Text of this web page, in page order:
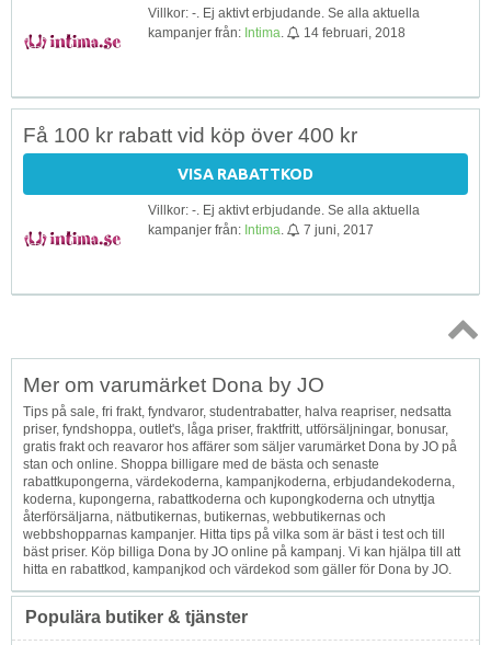
Villkor: -. Ej aktivt erbjudande. Se alla aktuella
kampanjer från: Intima 14 februari, 2018
Få 100 kr rabatt vid köp över 400 kr
VISA RABATTKOD
Villkor: -. Ej aktivt erbjudande. Se alla aktuella
kampanjer från: Intima 7 juni, 2017
Topp
Mer om varumärket Dona by JO
Tips på sale, fri frakt, fyndvaror, studentrabatter, halva reapriser, nedsatta
priser, fyndshoppa, outlet's, låga priser, fraktfritt, utförsäljningar, bonusar,
gratis frakt och reavaror hos affärer som säljer varumärket Dona by JO på
stan och online. Shoppa billigare med de bästa och senaste
rabattkupongerna, värdekoderna, kampanjkoderna, erbjudandekoderna,
koderna, kupongerna, rabattkoderna och kupongkoderna och utnyttja
återförsäljarna, nätbutikernas, butikernas, webbutikernas och
webbshopparnas kampanjer. Hitta tips på vilka som är bäst i test och till
bäst priser. Köp billiga Dona by JO online på kampanj. Vi kan hjälpa till att
hitta en rabattkod, kampanjkod och värdekod som gäller för Dona by JO.
Populära butiker & tjänster